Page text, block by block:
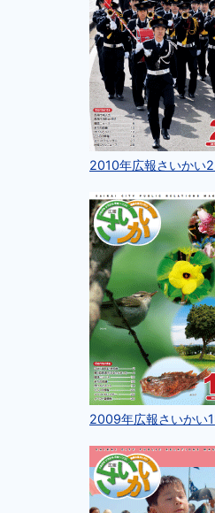
2010年広報さいかい
2009年広報さいかい